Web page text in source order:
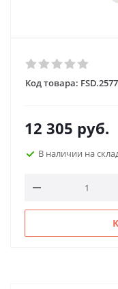
Код товара:
12 305 руб.
В наличии на